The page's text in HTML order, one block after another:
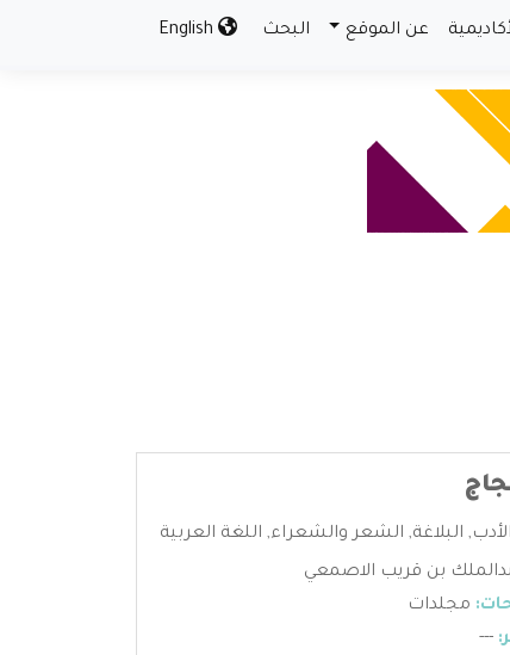
عن الموقع البحث
الأدب, البلاغة, الشعر والشعراء, اللغة العربية
بن قريب الاصمعي
مجلدات
---